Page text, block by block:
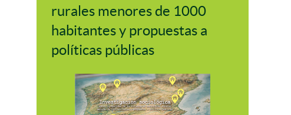
rurales menores de 1000
habitantes y propuestas a
políticas públicas